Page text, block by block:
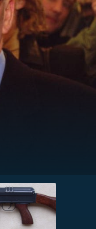
FILMY VERSUS
REALITA
HORORY VERSUS
REALITA